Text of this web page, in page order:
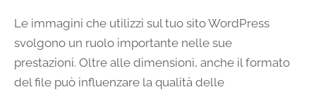
Le immagini che utilizzi sul tuo sito WordPress
svolgono un ruolo importante nelle sue
prestazioni. Oltre alle dimensioni, anche il formato
del file può influenzare la qualità delle